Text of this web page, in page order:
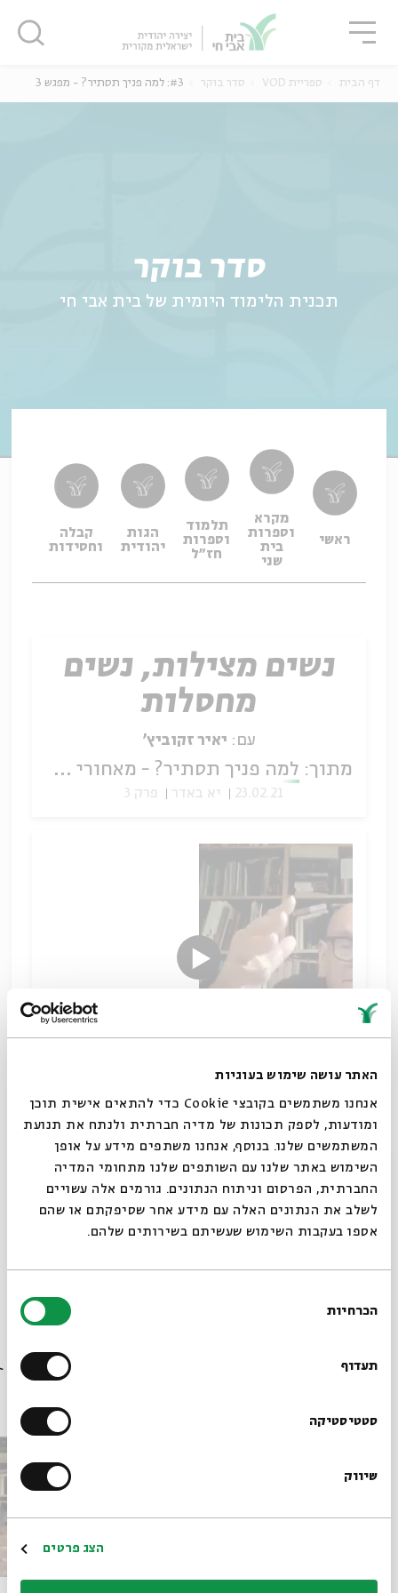
האתר עושה שימוש בעוגיות
אנחנו משתמשים בקובצי Cookie כדי להתאים אישית תוכן
ומודעות, לספק תכונות של מדיה חברתית ולנתח את תנועת
המשתמשים שלנו. בנוסף, אנחנו משתפים מידע על אופן
השימוש באתר שלנו עם השותפים שלנו מתחומי המדיה
החברתית, הפרסום וניתוח הנתונים. גורמים אלה עשויים
לשלב את הנתונים האלה עם מידע אחר שסיפקתם או שהם
אספו בעקבות השימוש שעשיתם בשירותים שלהם.
הסכמה
הכרחיות
תעדוף
סטטיסטיקה
שיווק
הצג פרטים
סדר בוקר
תכנית הלימוד היומית של בית אבי חי
דף הבית ספריית VOD סדר בוקר #3: למה פניך תסתיר? - מפגש 3
ראשי
מקרא
וספרות
בית
שני
תלמוד
וספרות
חז"ל
הגות
יהודית
קבלה
וחסידות
נשים מצילות, נשים
מחסלות
עם: יאיר זקוביץ'
מתוך: למה פניך תסתיר? - מאחורי הפרגוד של מעשה מגילת אסתר
23.02.21 יא באדר פרק 3
לאיזה מסורת של דמויות נשיות מצטרפת גיבורת המגילה
- אסתר?
למה פניך תסתיר?
שיתוף
תגיות: נשיות מקרא וספרות בית שני יאיר זקוביץ מגילת אסתר פורים
סגור
סגור